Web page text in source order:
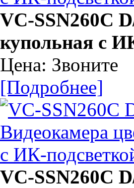
VC-SSN260C
купольная с
Цена: Звоните
[Подробнее]
VC-SSN260C